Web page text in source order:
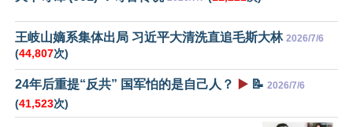
王岐山嫡系集体出局 习近平大清洗直追毛斯大林 2026/7/6
(44,807次)
24年后重提“反共” 国军怕的是自己人？ ▶️ 📝 2026/7/6
(41,523次)